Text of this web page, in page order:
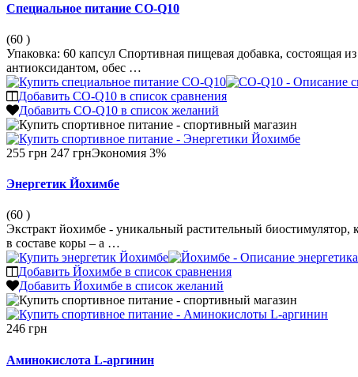
Специальное питание CO-Q10
(60 )
Упаковка: 60 капсул Спортивная пищевая добавка,
антиоксидантом, обес …
Добавить CO-Q10 в список сравнения
Добавить CO-Q10 в список желаний
255 грн 247 грнЭкономия 3%
Энергетик Йохимбе
(60 )
Экстракт йохимбе - уникальный растительный
в составе коры – а …
Добавить Йохимбе в список сравнения
Добавить Йохимбе в список желаний
246 грн
Аминокислота L-аргинин